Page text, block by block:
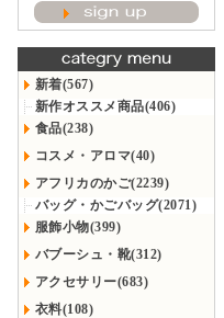
新着(567)
新作オススメ商品(406)
食品(238)
コスメ・アロマ(40)
アフリカのかご(2239)
バッグ・かごバッグ(2071)
服飾小物(399)
バブーシュ・靴(312)
アクセサリー(683)
衣料(108)